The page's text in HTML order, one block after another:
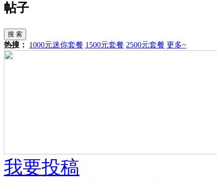
帖子
搜 索
热搜： 1000元迷你套餐 1500元套餐 2500元套餐 更多~
我要投稿